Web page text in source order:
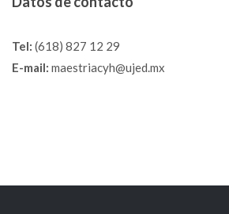
Tel: (618) 827 12 29
E-mail: maestriacyh@ujed.mx